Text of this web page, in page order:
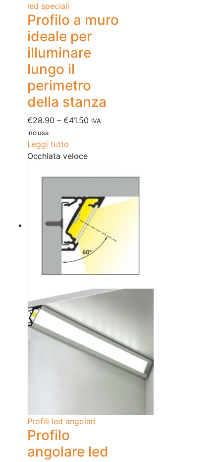
led speciali
Profilo a muro
ideale per
illuminare
lungo il
perimetro
della stanza
€28.90 – €41.50 IVA
inclusa
Leggi tutto
Occhiata veloce
Profili led angolari
Profilo
angolare led